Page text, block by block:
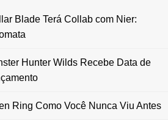
Blade Terá Collab com Nier:
Hunter Wilds Recebe Data de
Ring Como Você Nunca Viu Antes